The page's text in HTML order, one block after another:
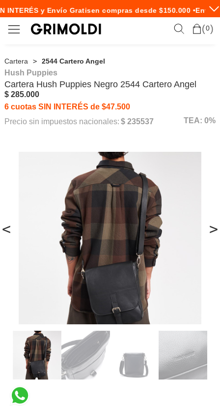
INTERÉS y Envío Gratisen compras desde $150.000 • Envío
0
Cartera 2544 Cartero Angel
< >
Hush Puppies
Cartera Hush Puppies Negro 2544 Cartero Angel
$ 285.000
6 cuotas SIN INTERÉS de $47.500
Precio sin impuestos nacionales: $ 235537 TEA: 0%